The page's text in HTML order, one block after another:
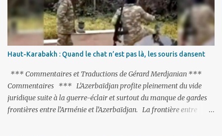
suspendue au-dessus de la tête - la fin des négociations d’adhésion
à l’UE si la peine de mort est rétablie ; Et des menaces non voilées
envers les Etats-Unis : «Si Gülen n'est pas extradé, les États-Unis
sacrifieront les relations bilatérales à cause de ce terroriste» , a
prévenu le ministre turc de la Justice, Bekir Bozdag.
Haut-Karabakh : Quand le chat n’est pas là, les souris dansent
*** Commentaires et Traductions de Gérard Merdjanian ***
Commentaires *** L’Azerbaïdjan profite pleinement du vide
juridique suite à la guerre-éclair et surtout du manque de gardes
frontières entre l’Arménie et l’Azerbaïdjan. La frontière entre